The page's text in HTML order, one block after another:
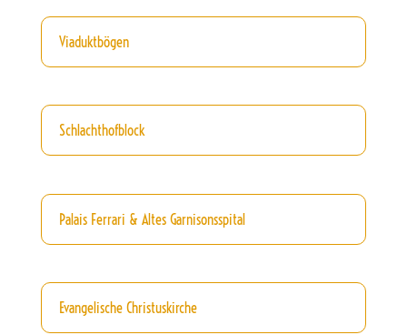
Viaduktbögen
Schlachthofblock
Palais Ferrari & Altes Garnisonsspital
Evangelische Christuskirche